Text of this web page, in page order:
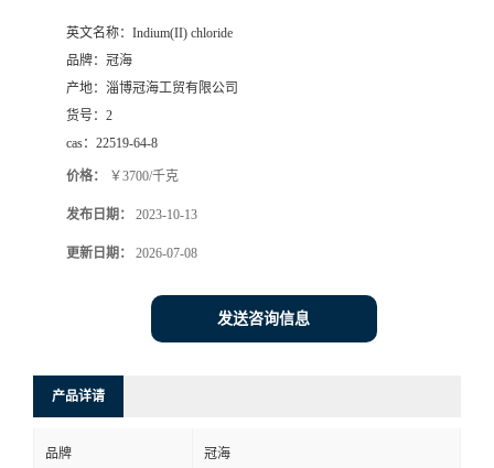
英文名称： Indium(II) chloride
品牌： 冠海
产地： 淄博冠海工贸有限公司
货号： 2
cas： 22519-64-8
价格： ￥3700/千克
发布日期： 2023-10-13
更新日期： 2026-07-08
发送咨询信息
产品详请
品牌 冠海